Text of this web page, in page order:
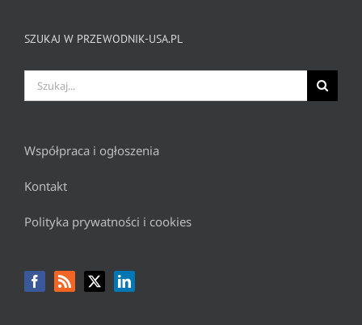
SZUKAJ W PRZEWODNIK-USA.PL
Szukaj
Współpraca i ogłoszenia
Kontakt
Polityka prywatności i cookies